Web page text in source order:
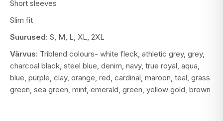
Short sleeves
Slim fit
Suurused: S, M, L, XL, 2XL
Värvus: Triblend colours- white fleck, athletic grey, grey,
charcoal black, steel blue, denim, navy, true royal, aqua,
blue, purple, clay, orange, red, cardinal, maroon, teal, grass
green, sea green, mint, emerald, green, yellow gold, brown